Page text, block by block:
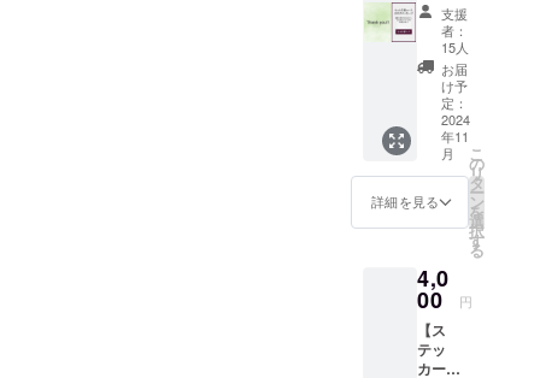
ラウド
ファン
ディン
グ特別
プラン
となり
ます。
・当施
設の稼
働可能
日に限
ます。
・食材
は付き
ませ
ん。ご
ス：お
礼の
メッ
セー
ジ】の
リター
ンと同
じ内容
になり
ます。
ス：お
礼の
メッ
セー
ジ】 感
謝の気
持ちを
込め
て、お
礼の
メッ
セージ
をお送
す。 ※
このリ
ターン
は【応
援コー
ス：お
支援
者：
15人
お届
け予
定：
2024
年11
月
詳細を見る
こ
の
リ
タ
ー
ン
を
選
択
す
る
4,0
00 円
【ス
テッ
カー】